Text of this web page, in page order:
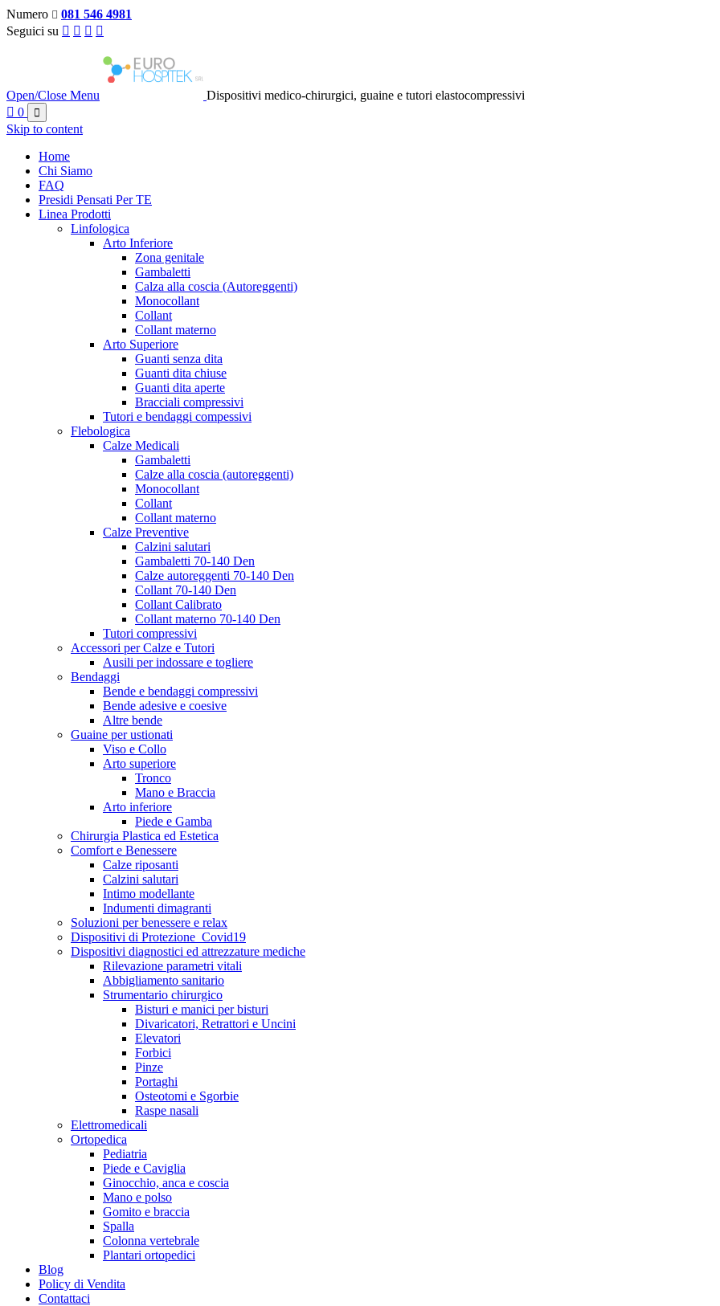
Numero  081 546 4981
Seguici su    
Open/Close Menu
Dispositivi medico-chirurgici, guaine e tutori elastocompressivi
 0 
Skip to content
Home
Chi Siamo
FAQ
Presidi Pensati Per TE
Linea Prodotti
Linfologica
Arto Inferiore
Zona genitale
Gambaletti
Calza alla coscia (Autoreggenti)
Monocollant
Collant
Collant materno
Arto Superiore
Guanti senza dita
Guanti dita chiuse
Guanti dita aperte
Bracciali compressivi
Tutori e bendaggi compessivi
Flebologica
Calze Medicali
Gambaletti
Calze alla coscia (autoreggenti)
Monocollant
Collant
Collant materno
Calze Preventive
Calzini salutari
Gambaletti 70-140 Den
Calze autoreggenti 70-140 Den
Collant 70-140 Den
Collant Calibrato
Collant materno 70-140 Den
Tutori compressivi
Accessori per Calze e Tutori
Ausili per indossare e togliere
Bendaggi
Bende e bendaggi compressivi
Bende adesive e coesive
Altre bende
Guaine per ustionati
Viso e Collo
Arto superiore
Tronco
Mano e Braccia
Arto inferiore
Piede e Gamba
Chirurgia Plastica ed Estetica
Comfort e Benessere
Calze riposanti
Calzini salutari
Intimo modellante
Indumenti dimagranti
Soluzioni per benessere e relax
Dispositivi di Protezione_Covid19
Dispositivi diagnostici ed attrezzature mediche
Rilevazione parametri vitali
Abbigliamento sanitario
Strumentario chirurgico
Bisturi e manici per bisturi
Divaricatori, Retrattori e Uncini
Elevatori
Forbici
Pinze
Portaghi
Osteotomi e Sgorbie
Raspe nasali
Elettromedicali
Ortopedica
Pediatria
Piede e Caviglia
Ginocchio, anca e coscia
Mano e polso
Gomito e braccia
Spalla
Colonna vertebrale
Plantari ortopedici
Blog
Policy di Vendita
Contattaci